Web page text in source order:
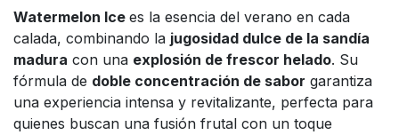
Watermelon Ice es la esencia del verano en cada
calada, combinando la jugosidad dulce de la sandía
madura con una explosión de frescor helado. Su
fórmula de doble concentración de sabor garantiza
una experiencia intensa y revitalizante, perfecta para
quienes buscan una fusión frutal con un toque